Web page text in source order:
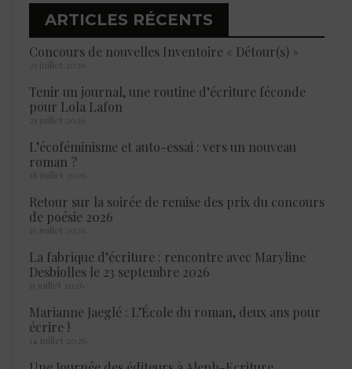
ARTICLES RÉCENTS
Concours de nouvelles Inventoire « Détour(s) »
25 juillet 2026
Tenir un journal, une routine d’écriture féconde
pour Lola Lafon
21 juillet 2026
L’écoféminisme et auto-essai : vers un nouveau
roman ?
18 juillet 2026
Retour sur la soirée de remise des prix du concours
de poésie 2026
16 juillet 2026
La fabrique d’écriture : rencontre avec Maryline
Desbiolles le 23 septembre 2026
15 juillet 2026
Marianne Jaeglé : L’École du roman, deux ans pour
écrire !
14 juillet 2026